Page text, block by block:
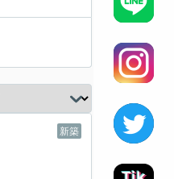
新築